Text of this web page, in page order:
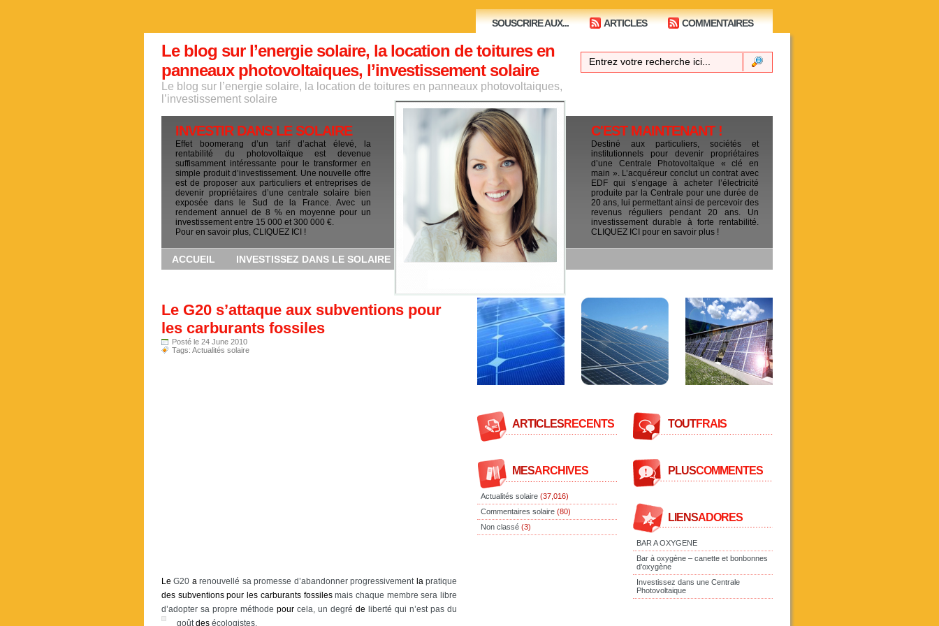
SOUSCRIRE AUX... ARTICLES COMMENTAIRES
Le blog sur l’energie solaire, la location de toitures en
panneaux photovoltaiques, l’investissement solaire
Le blog sur l’energie solaire, la location de toitures en panneaux photovoltaiques,
l’investissement solaire
INVESTIR DANS LE SOLAIRE
Effet boomerang d’un tarif d’achat élevé, la
rentabilité du photovoltaïque est devenue
suffisamment intéressante pour le transformer en
simple produit d’investissement. Une nouvelle offre
est de proposer aux particuliers et entreprises de
devenir propriétaires d’une centrale solaire bien
exposée dans le Sud de la France. Avec un
rendement annuel de 8 % en moyenne pour un
investissement entre 15 000 et 300 000 €.
Pour en savoir plus, CLIQUEZ ICI !
ACCUEIL INVESTISSEZ DANS LE SOLAIRE
C'EST MAINTENANT !
Destiné aux particuliers, sociétés et
institutionnels pour devenir propriétaires
d’une Centrale Photovoltaïque « clé en
main ». L’acquéreur conclut un contrat avec
EDF qui s’engage à acheter l’électricité
produite par la Centrale pour une durée de
20 ans, lui permettant ainsi de percevoir des
revenus réguliers pendant 20 ans. Un
investissement durable à forte rentabilité.
CLIQUEZ ICI pour en savoir plus !
Le G20 s’attaque aux subventions pour
les carburants fossiles
Posté le 24 June 2010
Tags: Actualités solaire
Le G20 arenouvellé sa promesse d’abandonner progressivement lapratique
des subventions pour les carburants fossilesmais chaque membre sera libre
d’adopter sa propre méthode pour cela, un degré de liberté qui n’est pas du
goûtdes écologistes.
ARTICLESRECENTS
MESARCHIVES
Actualités solaire (37,016)
Commentaires solaire (80)
Non classé (3)
TOUTFRAIS
PLUSCOMMENTES
LIENSADORES
BAR A OXYGENE
Bar à oxygène – canette et bonbonnes
d’oxygène
Investissez dans une Centrale
Photovoltaique